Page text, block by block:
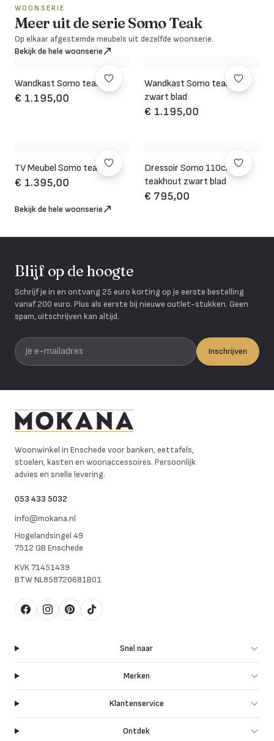
WOONSERIE
Meer uit de serie Somo Teak
Op elkaar afgestemde meubels uit dezelfde woonserie.
Bekijk de hele woonserie
Wandkast Somo teakhout
€ 1.195,00
Wandkast Somo teakhout
zwart blad
€ 1.195,00
TV Meubel Somo teakhout
€ 1.395,00
Dressoir Somo 110cm
teakhout zwart blad
€ 795,00
Bekijk de hele woonserie
Blijf op de hoogte
Schrijf je in en ontvang 25 euro korting op je eerste bestelling
vanaf 200 euro. Plus als eerste bij nieuwe outlet-stukken. Geen
spam, uitschrijven kan altijd.
Je e-mailadres
Inschrijven
Woonwinkel in Enschede voor banken, eettafels,
stoelen, kasten en woonaccessoires. Persoonlijk
advies en snelle levering.
053 433 5032
info@mokana.nl
Hogelandsingel 49
7512 GB Enschede
KVK71451439
BTWNL858720681B01
FacebookInstagram
Pinterest
TikTok
Snel naar
Merken
Klantenservice
Ontdek